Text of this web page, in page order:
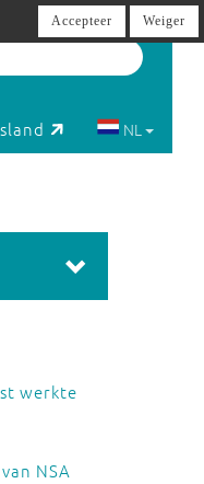
NL
werkte
NSA
Accepteer Weiger